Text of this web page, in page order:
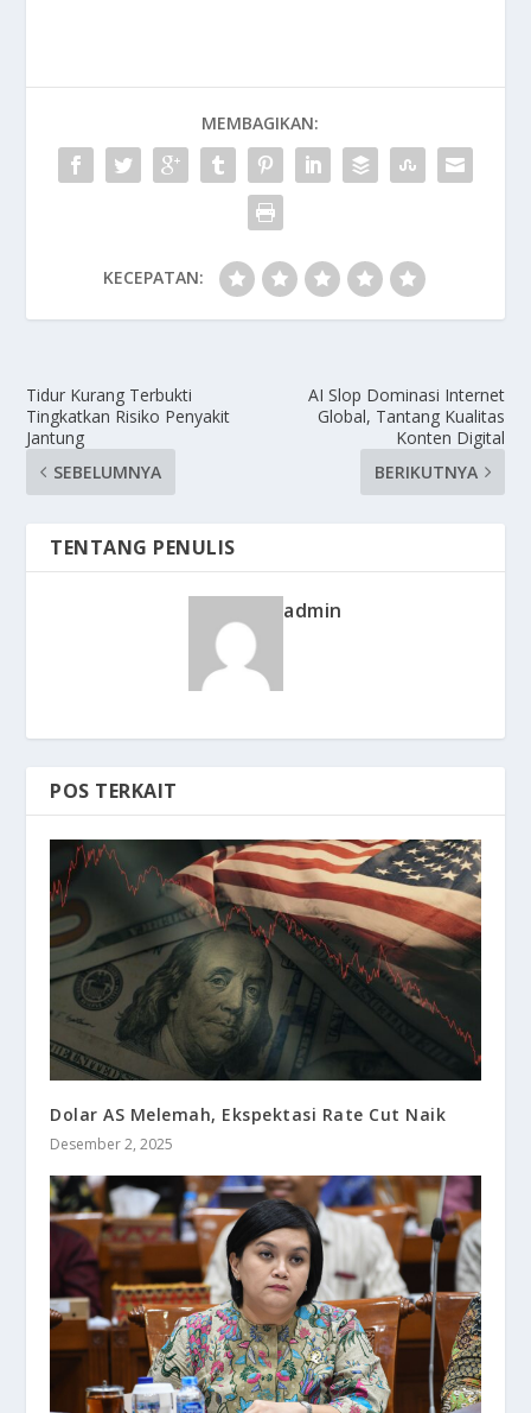
MEMBAGIKAN:
KECEPATAN:
Tidur Kurang Terbukti
Tingkatkan Risiko Penyakit
Jantung
SEBELUMNYA
AI Slop Dominasi Internet
Global, Tantang Kualitas
Konten Digital
BERIKUTNYA
TENTANG PENULIS
admin
POS TERKAIT
Dolar AS Melemah, Ekspektasi Rate Cut Naik
Desember 2, 2025